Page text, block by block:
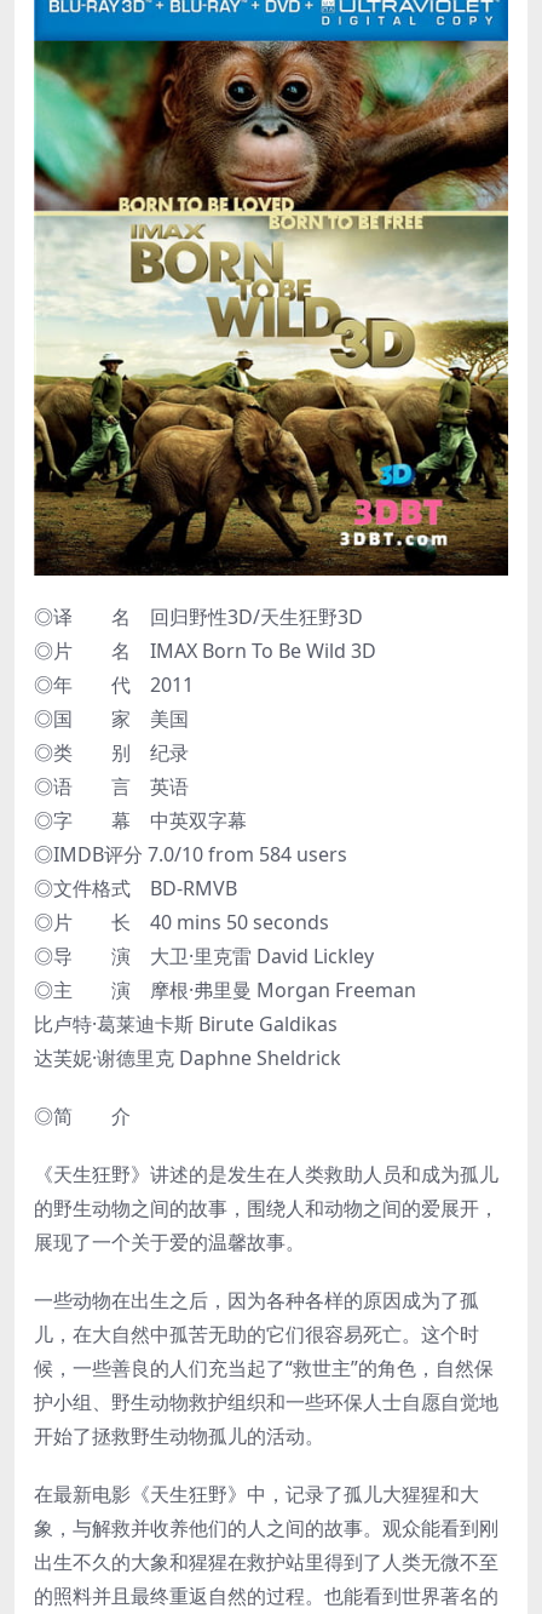
◎译 名 回归野性3D/天生狂野3D
◎片 名 IMAX Born To Be Wild 3D
◎年 代 2011
◎国 家 美国
◎类 别 纪录
◎语 言 英语
◎字 幕 中英双字幕
◎IMDB评分 7.0/10 from 584 users
◎文件格式 BD-RMVB
◎片 长 40 mins 50 seconds
◎导 演 大卫·里克雷 David Lickley
◎主 演 摩根·弗里曼 Morgan Freeman
比卢特·葛莱迪卡斯 Birute Galdikas
达芙妮·谢德里克 Daphne Sheldrick
◎简 介
《天生狂野》讲述的是发生在人类救助人员和成为孤儿
的野生动物之间的故事，围绕人和动物之间的爱展开，
展现了一个关于爱的温馨故事。
一些动物在出生之后，因为各种各样的原因成为了孤
儿，在大自然中孤苦无助的它们很容易死亡。这个时
候，一些善良的人们充当起了“救世主”的角色，自然保
护小组、野生动物救护组织和一些环保人士自愿自觉地
开始了拯救野生动物孤儿的活动。
在最新电影《天生狂野》中，记录了孤儿大猩猩和大
象，与解救并收养他们的人之间的故事。观众能看到刚
出生不久的大象和猩猩在救护站里得到了人类无微不至
的照料并且最终重返自然的过程。也能看到世界著名的